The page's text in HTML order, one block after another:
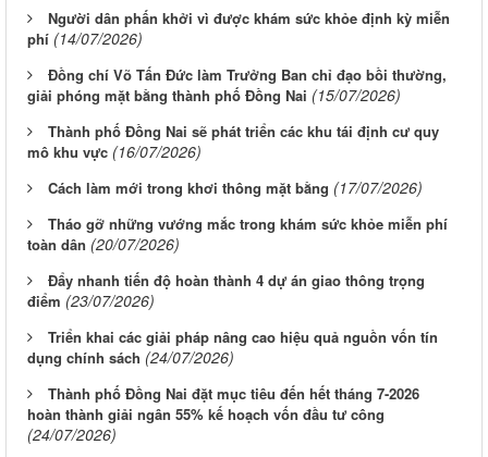
Người dân phấn khởi vì được khám sức khỏe định kỳ miễn
phí (14/07/2026)
Đồng chí Võ Tấn Đức làm Trưởng Ban chỉ đạo bồi thường,
giải phóng mặt bằng thành phố Đồng Nai (15/07/2026)
Thành phố Đồng Nai sẽ phát triển các khu tái định cư quy
mô khu vực (16/07/2026)
Cách làm mới trong khơi thông mặt bằng (17/07/2026)
Tháo gỡ những vướng mắc trong khám sức khỏe miễn phí
toàn dân (20/07/2026)
Đẩy nhanh tiến độ hoàn thành 4 dự án giao thông trọng
điểm (23/07/2026)
Triển khai các giải pháp nâng cao hiệu quả nguồn vốn tín
dụng chính sách (24/07/2026)
Thành phố Đồng Nai đặt mục tiêu đến hết tháng 7-2026
hoàn thành giải ngân 55% kế hoạch vốn đầu tư công
(24/07/2026)